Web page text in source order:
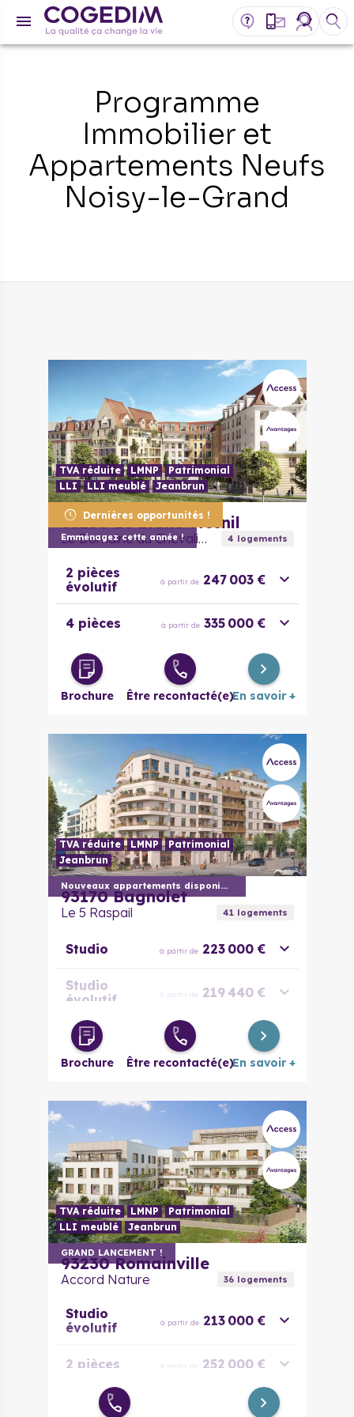
Programme
Immobilier et
Appartements Neufs
Noisy-le-Grand
Dernières opportunités !
Emménagez cette année !
TVA réduite LMNP
Patrimonial
LLI
LLI meublé Jeanbrun
93150 Le Blanc-Mesnil
Le Domaine du Chevalier 4 logements
2 pièces
évolutif
à partir de 247 003 €
4 pièces à partir de 335 000 €
Brochure Être recontacté(e)En savoir +
Nouveaux appartements disponibles
TVA réduite LMNP
Patrimonial
Jeanbrun
93170 Bagnolet
Le 5 Raspail 41logements
Studio à partir de 223 000 €
Studio
évolutif
à partir de 219 440 €
2 pièces à partir de 286 000 €
3 pièces
évolutif
373 615 €
4 pièces à partir de 445 450 €
5 pièces à partir de 572 000 €
Brochure Être recontacté(e)En savoir +
GRAND LANCEMENT !
TVA réduite LMNP
Patrimonial
LLI meublé
Jeanbrun
93230 Romainville
Accord Nature 36logements
Studio
évolutif
à partir de 213 000 €
2 pièces à partir de 252 000 €
2 pièces
281 000 €